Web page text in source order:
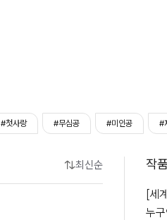
#첫사랑 #무심공 #미인공 #
최신순 작
[세
누